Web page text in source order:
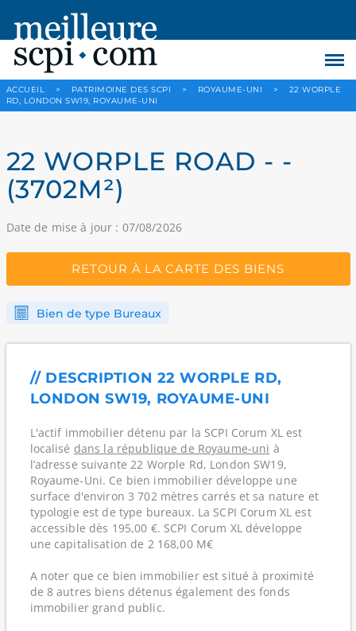
ACCUEIL > PATRIMOINE DES SCPI > ROYAUME-UNI >
22 WORPLE
RD, LONDON SW19, ROYAUME-UNI
22 WORPLE ROAD - -
(3702M²)
Date de mise à jour : 07/08/2026
RETOUR À LA CARTE DES BIENS
Bien de type Bureaux
// DESCRIPTION 22 WORPLE RD,
LONDON SW19, ROYAUME-UNI
L'actif immobilier détenu par la SCPI Corum XL est
localisé dans la république de Royaume-uni à
l’adresse suivante 22 Worple Rd, London SW19,
Royaume-Uni. Ce bien immobilier développe une
surface d'environ 3 702 mètres carrés et sa nature et
typologie est de type bureaux. La SCPI Corum XL est
accessible dès 195,00 €. SCPI Corum XL développe
une capitalisation de 2 168,00 M€
A noter que ce bien immobilier est situé à proximité
de 8 autres biens détenus également des fonds
immobilier grand public.